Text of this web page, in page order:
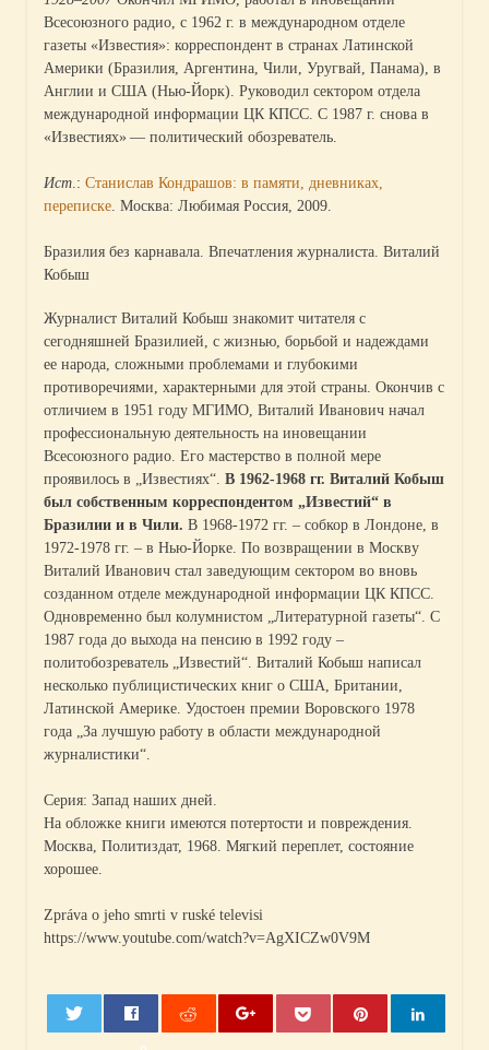
Всесоюзного радио, с 1962 г. в международном отделе
газеты «Известия»: корреспондент в странах Латинской
Америки (Бразилия, Аргентина, Чили, Уругвай, Панама), в
Англии и США (Нью-Йорк). Руководил сектором отдела
международной информации ЦК КПСС. С 1987 г. снова в
«Известиях» — политический обозреватель.
Ист .: Станислав Кондрашов: в памяти, дневниках,
переписке . Москва: Любимая Россия, 2009.
Бразилия без карнавала. Впечатления журналиста. Виталий
Кобыш
Журналист Виталий Кобыш знакомит читателя с
сегодняшней Бразилией, с жизнью, борьбой и надеждами
ее народа, сложными проблемами и глубокими
противоречиями, характерными для этой страны. Окончив с
отличием в 1951 году МГИМО, Виталий Иванович начал
профессиональную деятельность на иновещании
Всесоюзного радио. Его мастерство в полной мере
проявилось в „Известиях“. В 1962-1968 гг. Виталий Кобыш
был собственным корреспондентом „Известий“ в
Бразилии и в Чили. В 1968-1972 гг. – собкор в Лондоне, в
1972-1978 гг. – в Нью-Йорке. По возвращении в Москву
Виталий Иванович стал заведующим сектором во вновь
созданном отделе международной информации ЦК КПСС.
Одновременно был колумнистом „Литературной газеты“. С
1987 года до выхода на пенсию в 1992 году –
политобозреватель „Известий“. Виталий Кобыш написал
несколько публицистических книг о США, Британии,
Латинской Америке. Удостоен премии Воровского 1978
года „За лучшую работу в области международной
журналистики“.
Серия: Запад наших дней.
На обложке книги имеются потертости и повреждения.
Москва, Политиздат, 1968. Мягкий переплет, состояние
хорошее.
Zpráva o jeho smrti v ruské televisi
https://www.youtube.com/watch?v=AgXICZw0V9M